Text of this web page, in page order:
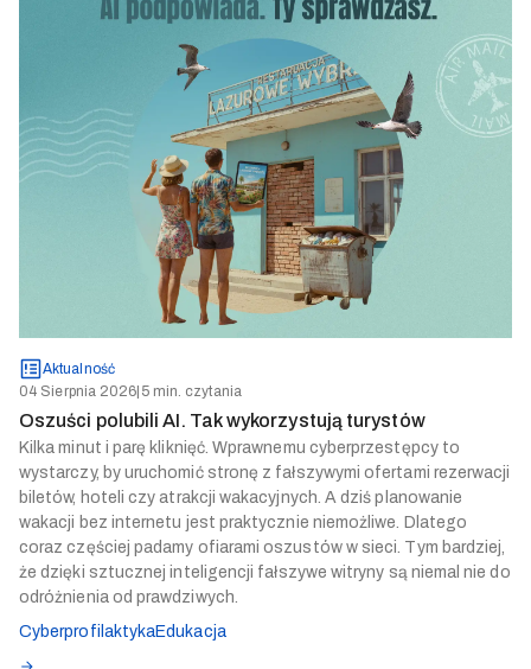
Aktualność
04 Sierpnia 2026 5 min. czytania
Oszuści polubili AI. Tak wykorzystują turystów
Kilka minut i parę kliknięć. Wprawnemu cyberprzestępcy to
wystarczy, by uruchomić stronę z fałszywymi ofertami rezerwacji
biletów, hoteli czy atrakcji wakacyjnych. A dziś planowanie
wakacji bez internetu jest praktycznie niemożliwe. Dlatego
coraz częściej padamy ofiarami oszustów w sieci. Tym bardziej,
że dzięki sztucznej inteligencji fałszywe witryny są niemal nie do
odróżnienia od prawdziwych.
CyberprofilaktykaEdukacja